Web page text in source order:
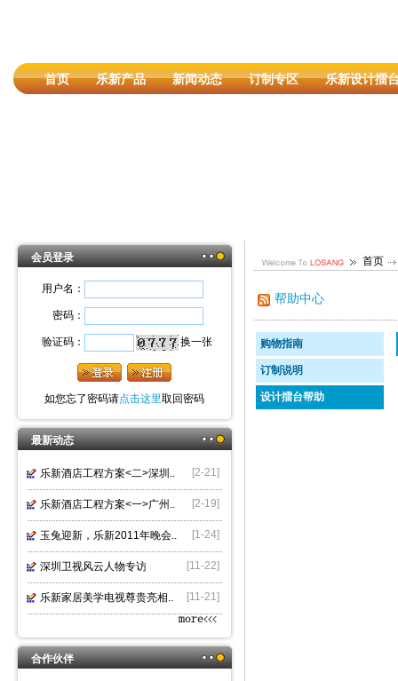
首页 乐新产品 新闻动态 订制专区 乐新设计擂
会员登录
用户名：
密码：
验证码： 换一张
如您忘了密码请点击这里取回密码
最新动态
乐新酒店工程方案<二>深圳.. [2-21]
乐新酒店工程方案<一>广州.. [2-19]
玉兔迎新，乐新2011年晚会.. [1-24]
深圳卫视风云人物专访 [11-22]
乐新家居美学电视尊贵亮相.. [11-21]
合作伙伴
首页
帮助中心
购物指南
订制说明
设计擂台帮助